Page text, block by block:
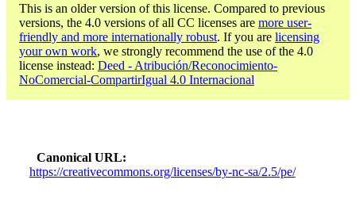
This is an older version of this license. Compared to previous
versions, the 4.0 versions of all CC licenses are more user-
friendly and more internationally robust. If you are licensing
your own work, we strongly recommend the use of the 4.0
license instead: Deed - Atribución/Reconocimiento-
NoComercial-CompartirIgual 4.0 Internacional
Canonical URL
https://creativecommons.org/licenses/by-nc-sa/2.5/pe/